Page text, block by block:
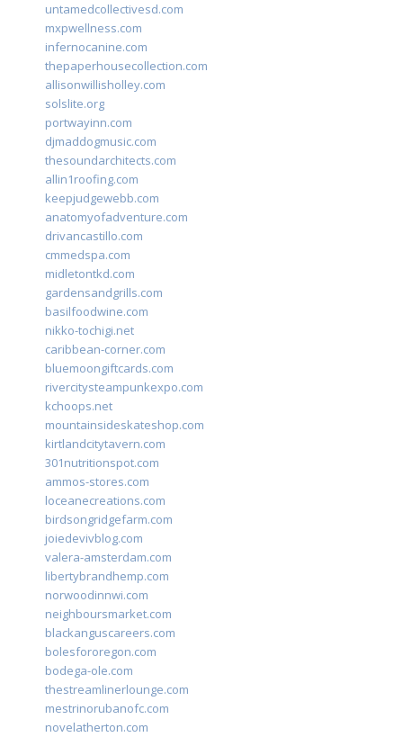
untamedcollectivesd.com
mxpwellness.com
infernocanine.com
thepaperhousecollection.com
allisonwillisholley.com
solslite.org
portwayinn.com
djmaddogmusic.com
thesoundarchitects.com
allin1roofing.com
keepjudgewebb.com
anatomyofadventure.com
drivancastillo.com
cmmedspa.com
midletontkd.com
gardensandgrills.com
basilfoodwine.com
nikko-tochigi.net
caribbean-corner.com
bluemoongiftcards.com
rivercitysteampunkexpo.com
kchoops.net
mountainsideskateshop.com
kirtlandcitytavern.com
301nutritionspot.com
ammos-stores.com
loceanecreations.com
birdsongridgefarm.com
joiedevivblog.com
valera-amsterdam.com
libertybrandhemp.com
norwoodinnwi.com
neighboursmarket.com
blackanguscareers.com
bolesfororegon.com
bodega-ole.com
thestreamlinerlounge.com
mestrinorubanofc.com
novelatherton.com